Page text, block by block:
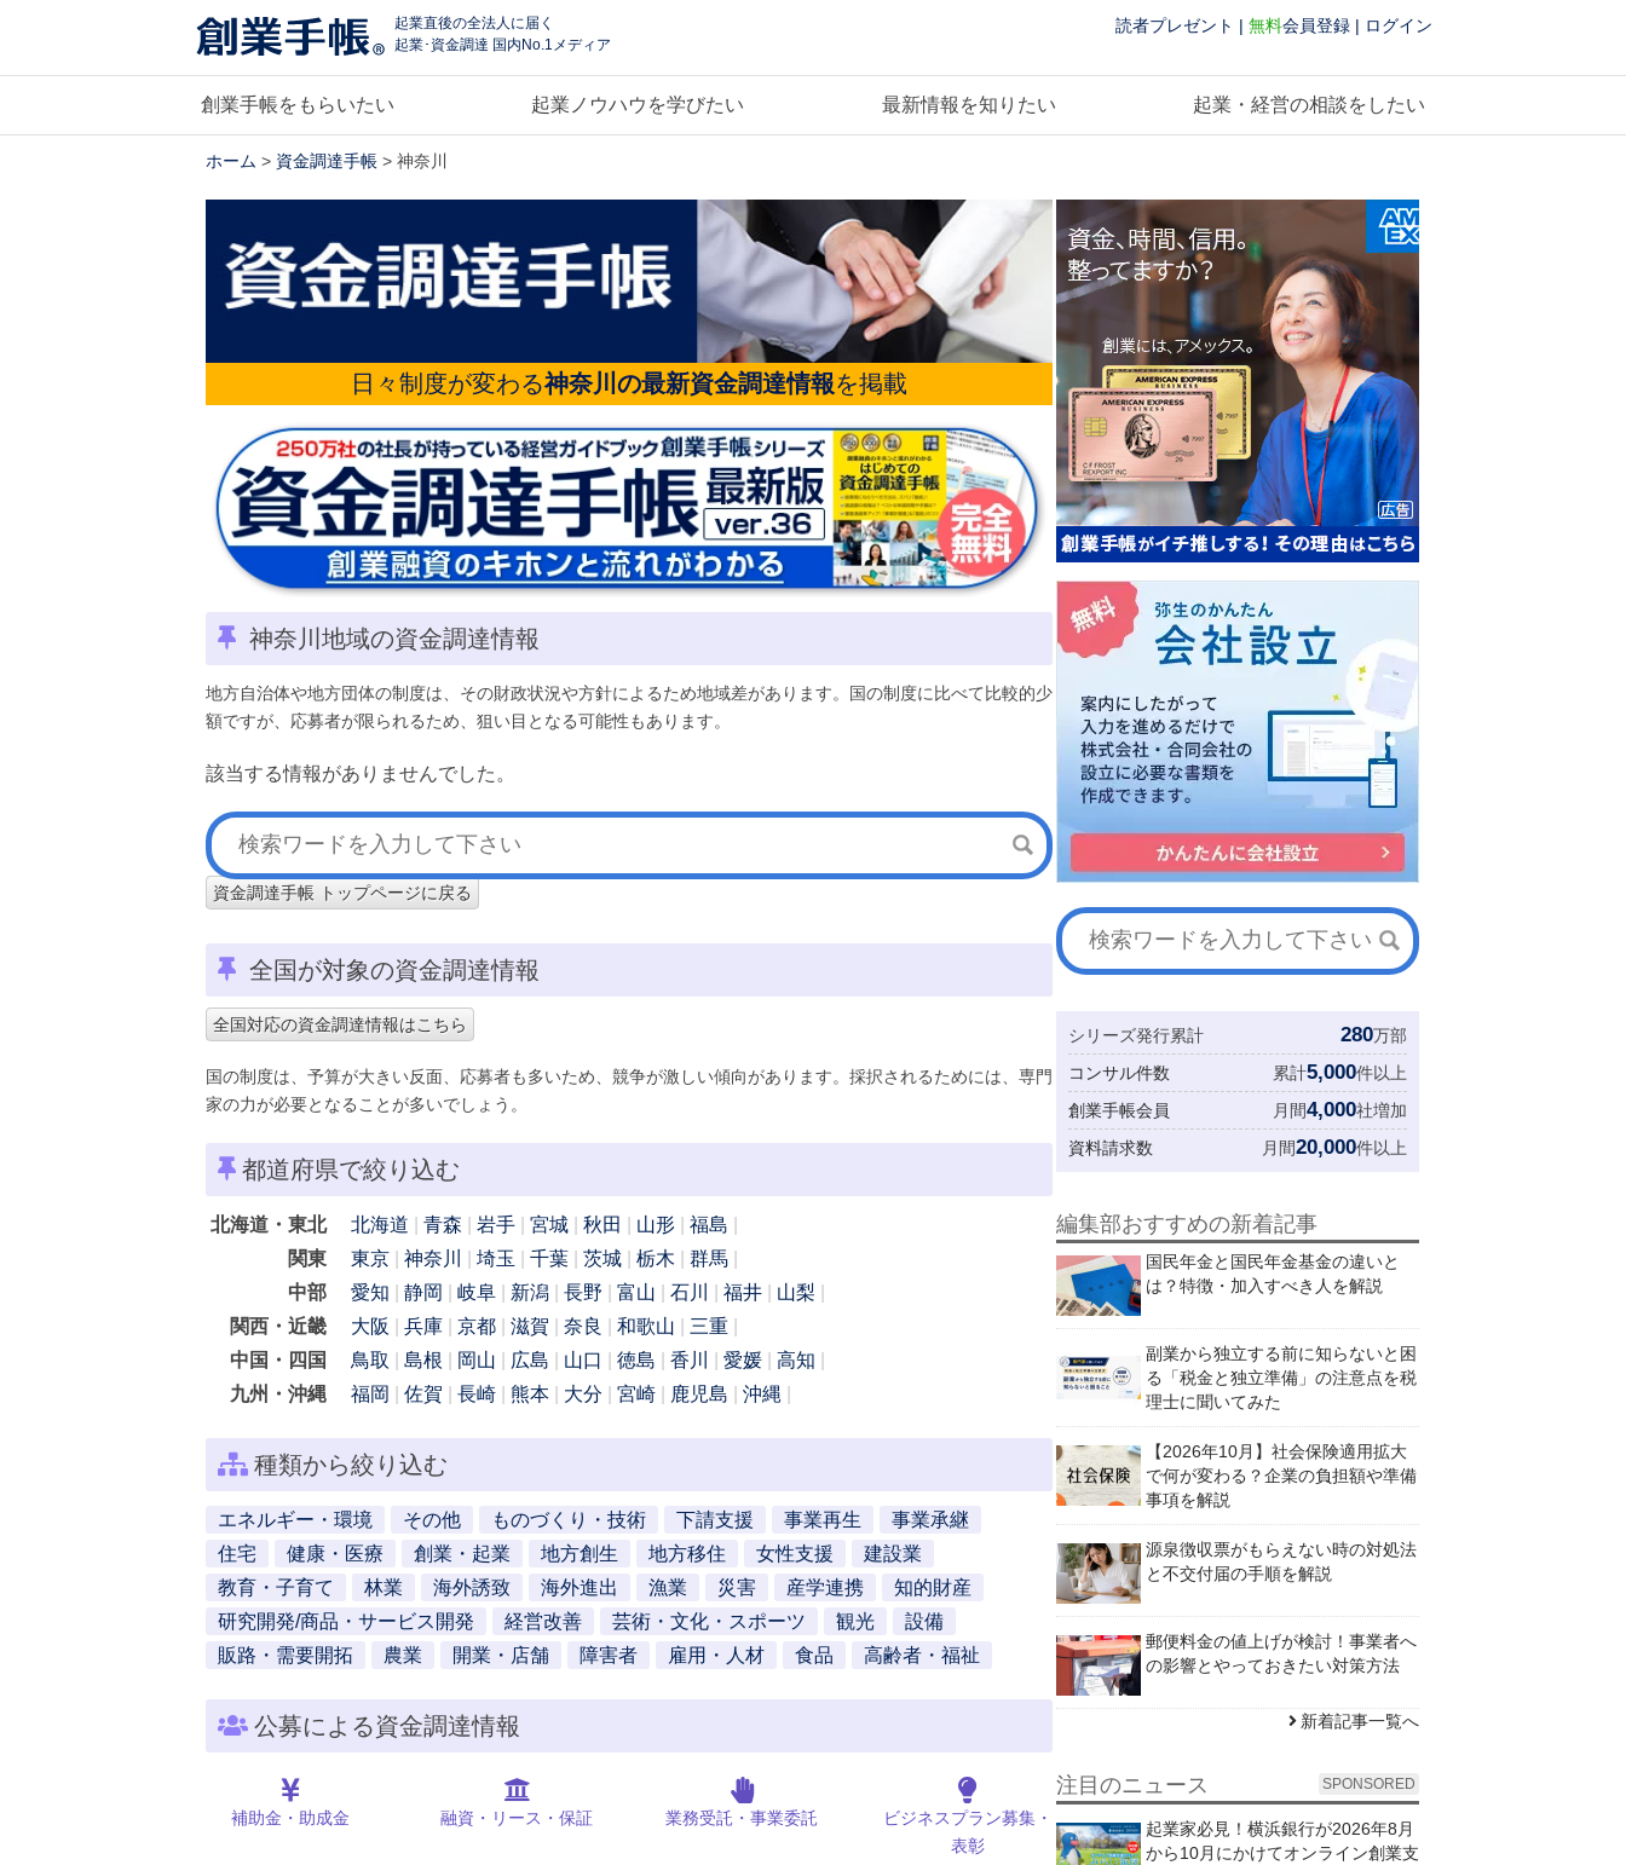
起業直後の全法人に届く
起業･資金調達 国内No.1メディア
読者プレゼント | 無料会員登録 | ログイン
創業手帳をもらいたい 起業ノウハウを学びたい 最新情報を知りたい 起業・経営の相談をしたい
ホーム > 資金調達手帳 > 神奈川
日々制度が変わる神奈川の最新資金調達情報を掲載
神奈川地域の資金調達情報
地方自治体や地方団体の制度は、その財政状況や方針によるため地域差があります。国の制度に比べて比較的少
額ですが、応募者が限られるため、狙い目となる可能性もあります。
該当する情報がありませんでした。
資金調達手帳 トップページに戻る
全国が対象の資金調達情報
全国対応の資金調達情報はこちら
国の制度は、予算が大きい反面、応募者も多いため、競争が激しい傾向があります。採択されるためには、専門
家の力が必要となることが多いでしょう。
都道府県で絞り込む
北海道・東北 北海道 青森 岩手 宮城 秋田 山形
福島
関東
東京 神奈川 埼玉 千葉 茨城 栃木
群馬
中部
愛知 静岡 岐阜 新潟 長野 富山 石川 福井
山梨
関西・近畿
大阪 兵庫 京都 滋賀 奈良 和歌山
三重
中国・四国
鳥取 島根 岡山 広島 山口 徳島 香川 愛媛
高知
九州・沖縄
福岡 佐賀 長崎 熊本 大分 宮崎 鹿児島 沖縄
種類から絞り込む
エネルギー・環境 その他 ものづくり・技術 下請支援 事業再生
事業承継
住宅
健康・医療 創業・起業 地方創生 地方移住 女性支援
建設業
教育・子育て
林業 海外誘致 海外進出 漁業 災害 産学連携
知的財産
研究開発/商品・サービス開発
経営改善 芸術・文化・スポーツ 観光
設備
販路・需要開拓
農業 開業・店舗 障害者 雇用・人材 食品 高齢者・福祉
公募による資金調達情報
補助金・助成金 融資・リース・保証 業務受託・事業委託
ビジネスプラン募集・
表彰
シリーズ発行累計 280万部
コンサル件数
累計5,000件以上
創業手帳会員
月間4,000社増加
資料請求数
月間20,000件以上
編集部おすすめの新着記事
国民年金と国民年金基金の違いと
は？特徴・加入すべき人を解説
副業から独立する前に知らないと困
る「税金と独立準備」の注意点を税
理士に聞いてみた
【2026年10月】社会保険適用拡大
で何が変わる？企業の負担額や準備
事項を解説
源泉徴収票がもらえない時の対処法
と不交付届の手順を解説
郵便料金の値上げが検討！事業者へ
の影響とやっておきたい対策方法
新着記事一覧へ
注目のニュース SPONSORED
起業家必見！横浜銀行が2026年8月
から10月にかけてオンライン創業支